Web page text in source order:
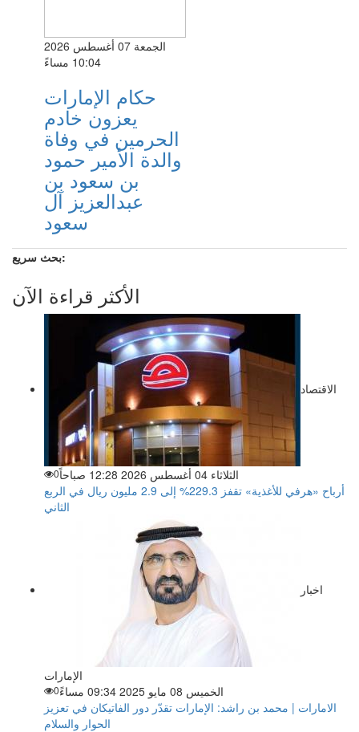
الجمعة 07 أغسطس 2026
10:04 مساءً
حكام الإمارات
يعزون خادم
الحرمين في وفاة
والدة الأمير حمود
بن سعود بن
عبدالعزيز آل
سعود
بحث سريع:
الأكثر قراءة الآن
الاقتصاد
الثلاثاء 04 أغسطس 2026 12:28 صباحاً 0
أرباح «هرفي للأغذية» تقفز 229.3% إلى 2.9 مليون ريال في الربع
الثاني
اخبار
الإمارات
الخميس 08 مايو 2025 09:34 مساءً
0
الامارات | محمد بن راشد: الإمارات تقدّر دور الفاتيكان في تعزيز
الحوار والسلام